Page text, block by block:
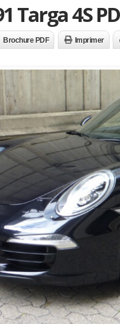
Targa 4S
Brochure PDF Imprimer